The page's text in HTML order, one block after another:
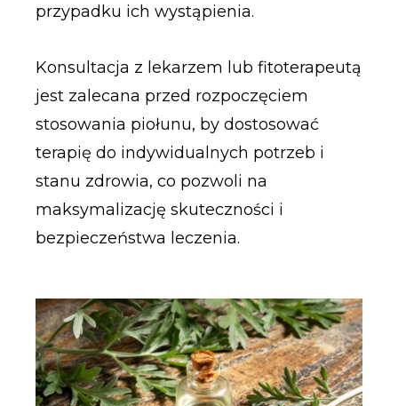
przypadku ich wystąpienia.
Konsultacja z lekarzem lub fitoterapeutą
jest zalecana przed rozpoczęciem
stosowania piołunu, by dostosować
terapię do indywidualnych potrzeb i
stanu zdrowia, co pozwoli na
maksymalizację skuteczności i
bezpieczeństwa leczenia.